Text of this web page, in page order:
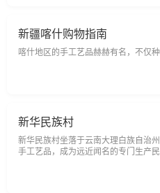
新疆喀什购物指南
喀什地区的手工艺品赫赫有名，不仅
新华民族村
新华民族村坐落于云南大理白族自治
手工艺品，成为远近闻名的专门生产